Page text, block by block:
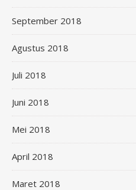
September 2018
Agustus 2018
Juli 2018
Juni 2018
Mei 2018
April 2018
Maret 2018